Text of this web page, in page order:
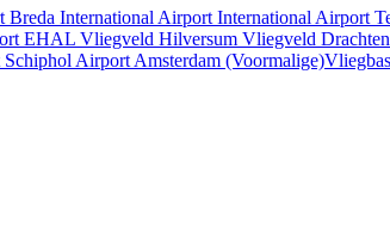
Breda International Airport International Airport
EHAL Vliegveld Hilversum Vliegveld Drachten
Schiphol Airport Amsterdam